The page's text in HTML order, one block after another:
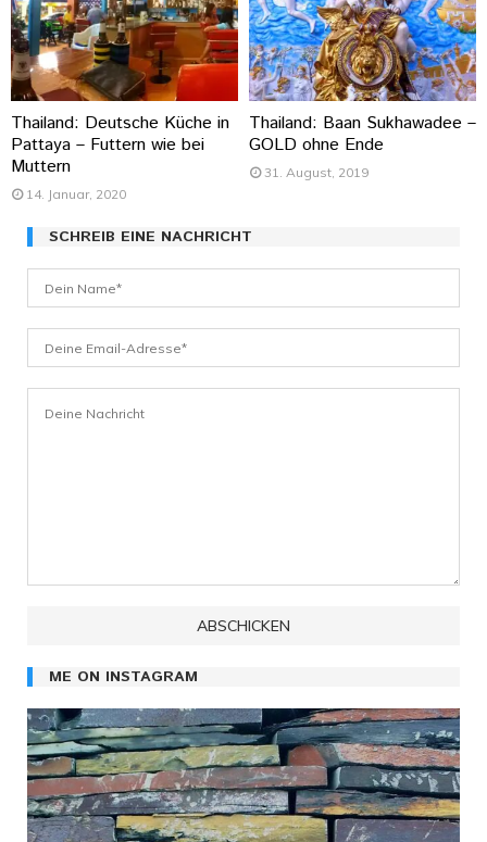
Thailand: Deutsche Küche in
Pattaya – Futtern wie bei
Muttern
14. Januar, 2020
Thailand: Baan Sukhawadee –
GOLD ohne Ende
31. August, 2019
SCHREIB EINE NACHRICHT
ME ON INSTAGRAM